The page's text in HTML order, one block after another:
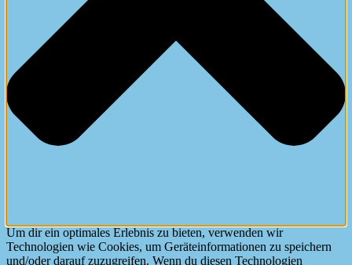
Um dir ein optimales Erlebnis zu bieten, verwenden wir
Technologien wie Cookies, um Geräteinformationen zu speichern
und/oder darauf zuzugreifen. Wenn du diesen Technologien